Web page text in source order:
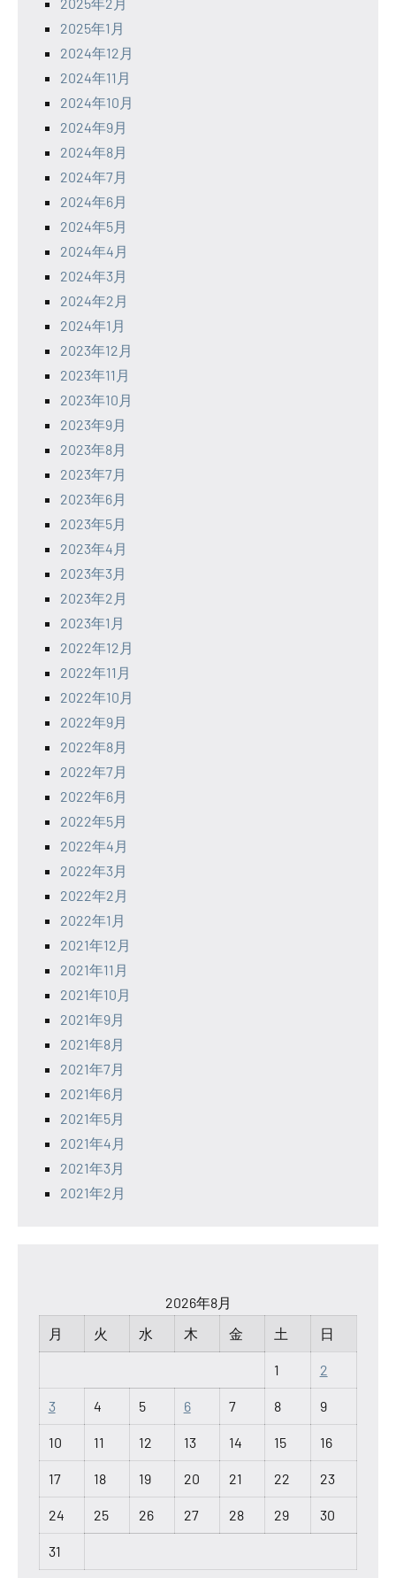
2025年1月
2024年12月
2024年11月
2024年10月
2024年9月
2024年8月
2024年7月
2024年6月
2024年5月
2024年4月
2024年3月
2024年2月
2024年1月
2023年12月
2023年11月
2023年10月
2023年9月
2023年8月
2023年7月
2023年6月
2023年5月
2023年4月
2023年3月
2023年2月
2023年1月
2022年12月
2022年11月
2022年10月
2022年9月
2022年8月
2022年7月
2022年6月
2022年5月
2022年4月
2022年3月
2022年2月
2022年1月
2021年12月
2021年11月
2021年10月
2021年9月
2021年8月
2021年7月
2021年6月
2021年5月
2021年4月
2021年3月
2021年2月
2026年8月
月
火 水 木 金 土 日
1 2
3 4 5 6 7 8 9
10 11 12 13 14 15 16
17 18 19 20 21 22 23
24 25 26 27 28 29 30
31